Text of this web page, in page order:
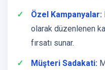
Özel Kampanyalar:
olarak düzenlenen
fırsatı sunar.
Müşteri Sadakati: